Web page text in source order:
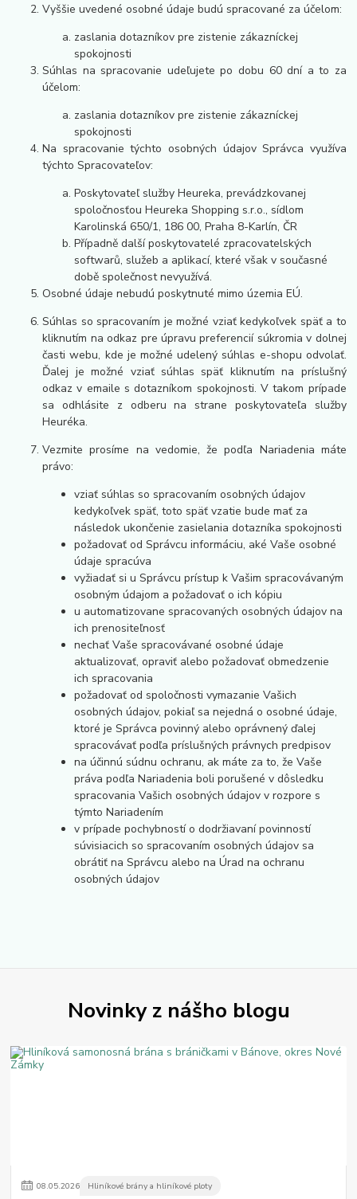
Vyššie uvedené osobné údaje budú spracované za účelom:
zaslania dotazníkov pre zistenie zákazníckej
spokojnosti
Súhlas na spracovanie udeľujete po dobu 60 dní a to za
účelom:
zaslania dotazníkov pre zistenie zákazníckej
spokojnosti
Na spracovanie týchto osobných údajov Správca využíva
týchto Spracovateľov:
Poskytovateľ služby Heureka, prevádzkovanej
spoločnosťou Heureka Shopping s.r.o., sídlom
Karolinská 650/1, 186 00, Praha 8-Karlín, ČR
Případně další poskytovatelé zpracovatelských
softwarů, služeb a aplikací, které však v současné
době společnost nevyužívá.
Osobné údaje nebudú poskytnuté mimo územia EÚ.
Súhlas so spracovaním je možné vziať kedykoľvek späť a to
kliknutím na odkaz pre úpravu preferencií súkromia v dolnej
časti webu, kde je možné udelený súhlas e-shopu odvolať.
Ďalej je možné vziať súhlas späť kliknutím na príslušný
odkaz v emaile s dotazníkom spokojnosti. V takom prípade
sa odhlásite z odberu na strane poskytovateľa služby
Heuréka.
Vezmite prosíme na vedomie, že podľa Nariadenia máte
právo:
vziať súhlas so spracovaním osobných údajov
kedykoľvek späť, toto späť vzatie bude mať za
následok ukončenie zasielania dotazníka spokojnosti
požadovať od Správcu informáciu, aké Vaše osobné
údaje spracúva
vyžiadať si u Správcu prístup k Vašim spracovávaným
osobným údajom a požadovať o ich kópiu
u automatizovane spracovaných osobných údajov na
ich prenositeľnosť
nechať Vaše spracovávané osobné údaje
aktualizovať, opraviť alebo požadovať obmedzenie
ich spracovania
požadovať od spoločnosti vymazanie Vašich
osobných údajov, pokiaľ sa nejedná o osobné údaje,
ktoré je Správca povinný alebo oprávnený ďalej
spracovávať podľa príslušných právnych predpisov
na účinnú súdnu ochranu, ak máte za to, že Vaše
práva podľa Nariadenia boli porušené v dôsledku
spracovania Vašich osobných údajov v rozpore s
týmto Nariadením
v prípade pochybností o dodržiavaní povinností
súvisiacich so spracovaním osobných údajov sa
obrátiť na Správcu alebo na Úrad na ochranu
osobných údajov
Novinky z nášho blogu
08.05.2026 Hliníkové brány a hliníkové ploty